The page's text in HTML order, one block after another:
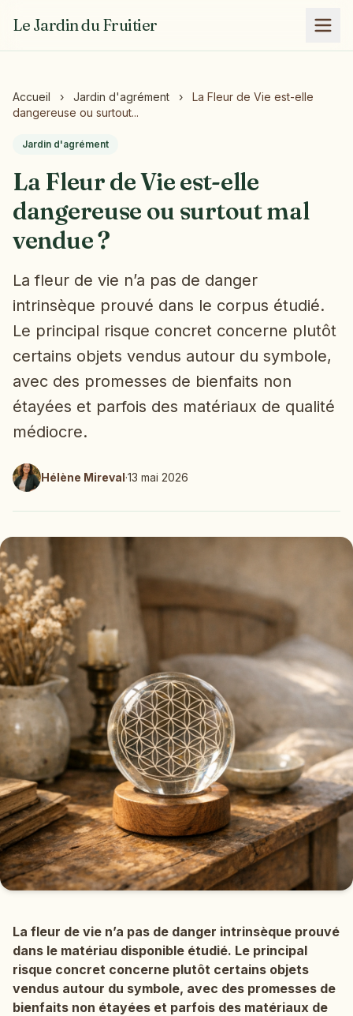
Le Jardin du Fruitier
Accueil › Jardin d'agrément ›
La Fleur de Vie est-elle
dangereuse ou surtout...
Jardin d'agrément
La Fleur de Vie est-elle
dangereuse ou surtout mal
vendue ?
La fleur de vie n’a pas de danger
intrinsèque prouvé dans le corpus étudié.
Le principal risque concret concerne plutôt
certains objets vendus autour du symbole,
avec des promesses de bienfaits non
étayées et parfois des matériaux de qualité
médiocre.
Hélène Mireval·13 mai 2026
La fleur de vie n’a pas de danger intrinsèque prouvé
dans le matériau disponible étudié. Le principal
risque concret concerne plutôt certains objets
vendus autour du symbole, avec des promesses de
bienfaits non étayées et parfois des matériaux de